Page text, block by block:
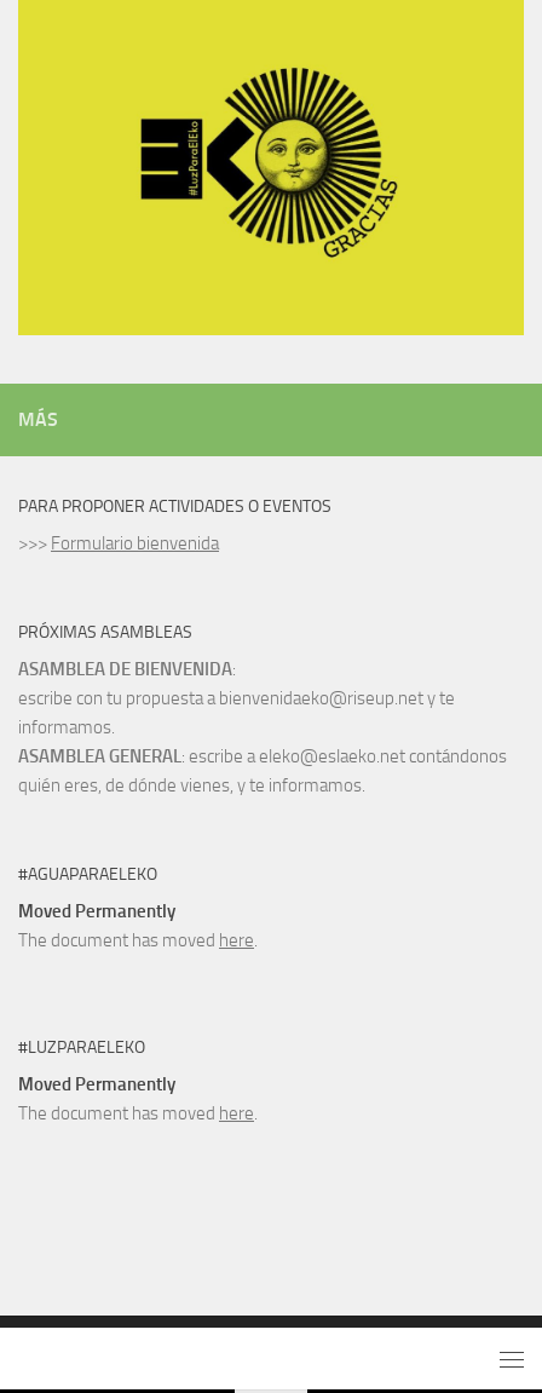
MÁS
PARA PROPONER ACTIVIDADES O EVENTOS
>>> Formulario bienvenida
PRÓXIMAS ASAMBLEAS
ASAMBLEA DE BIENVENIDA:
escribe con tu propuesta a bienvenidaeko@riseup.net y te
informamos.
ASAMBLEA GENERAL: escribe a eleko@eslaeko.net contándonos
quién eres, de dónde vienes, y te informamos.
#AGUAPARAELEKO
Moved Permanently
The document has moved here.
#LUZPARAELEKO
Moved Permanently
The document has moved here.